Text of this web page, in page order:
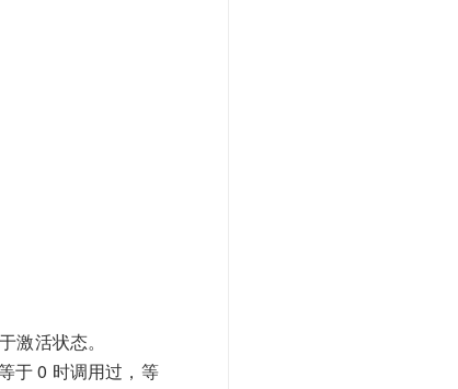
激活状态。
于 0 时调用过，等